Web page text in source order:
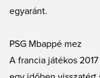
egyaránt.
PSG Mbappé mez
A francia játékos